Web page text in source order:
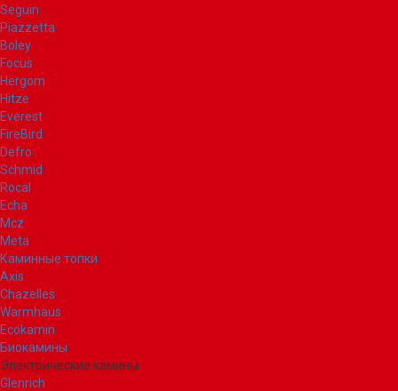
Seguin
Piazzetta
Boley
Focus
Hergom
Hitze
Everest
FireBird
Defro
Schmid
Rocal
Echa
Mcz
Meta
Каминные топки
Axis
Chazelles
Warmhaus
Ecokamin
Биокамины
Электрические камины
Glenrich